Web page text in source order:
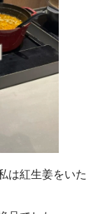
は紅生姜をいた